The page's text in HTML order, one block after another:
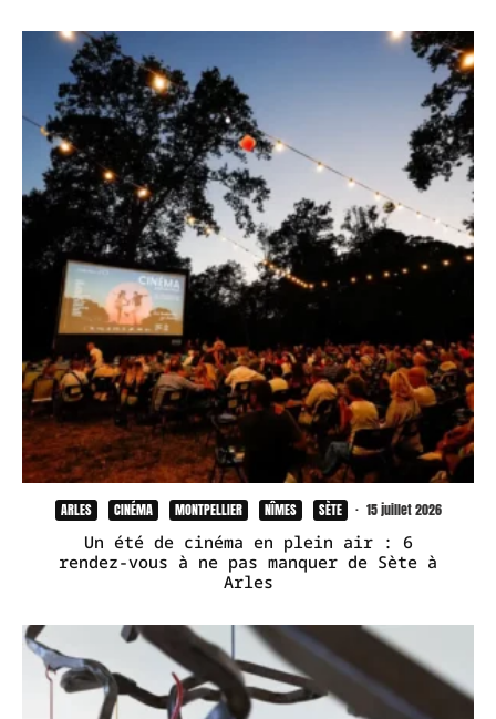
ARLES CINÉMA MONTPELLIER NÎMES SÈTE · 15 juillet 2026
Un été de cinéma en plein air : 6
rendez-vous à ne pas manquer de Sète à
Arles